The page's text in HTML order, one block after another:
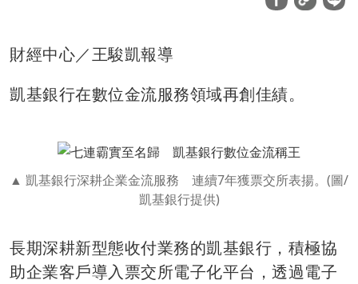
財經中心／王駿凱報導
凱基銀行在數位金流服務領域再創佳績。
凱基銀行深耕企業金流服務 連續7年獲票交所表揚。(圖/
凱基銀行提供)
長期深耕新型態收付業務的凱基銀行，積極協
助企業客戶導入票交所電子化平台，透過電子